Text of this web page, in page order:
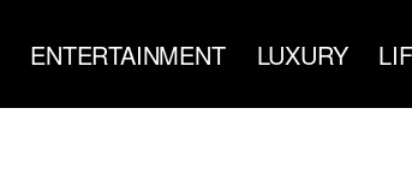
ENTERTAINMENT LUXURY